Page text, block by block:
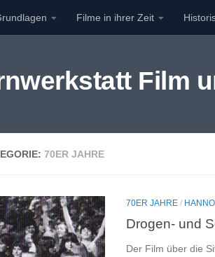
springen Filme in ihrer Zeit
Film
70ER JAHRE
70ER JAHRE /
Drogen- und
Der Film über die